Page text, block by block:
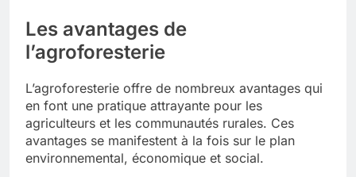
Les avantages de
l’agroforesterie
L’agroforesterie offre de nombreux avantages qui
en font une pratique attrayante pour les
agriculteurs et les communautés rurales. Ces
avantages se manifestent à la fois sur le plan
environnemental, économique et social.